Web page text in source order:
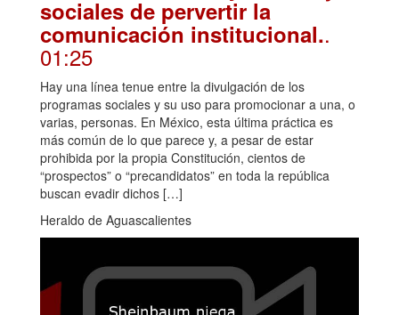
sociales de pervertir la
comunicación institucional..
01:25
Hay una línea tenue entre la divulgación de los
programas sociales y su uso para promocionar a una, o
varias, personas. En México, esta última práctica es
más común de lo que parece y, a pesar de estar
prohibida por la propia Constitución, cientos de
“prospectos” o “precandidatos” en toda la república
buscan evadir dichos […]
Heraldo de Aguascalientes